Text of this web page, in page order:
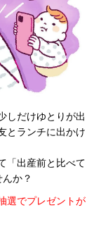
しだけゆとりが出
とランチに出かけ
「出産前と比べて
か？
選でプレゼントが